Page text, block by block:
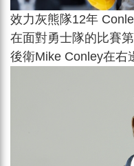
效力灰熊隊12年
在面對勇士隊的比賽
後衛Mike Conley在右